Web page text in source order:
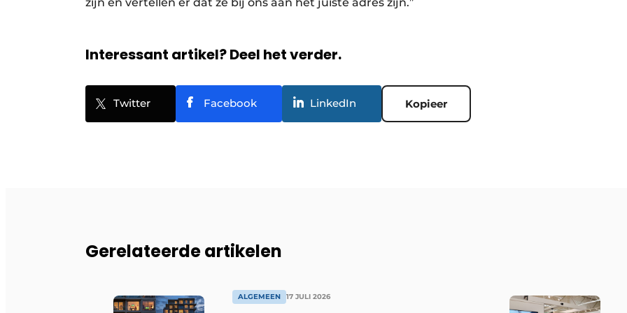
Interessant artikel? Deel het verder.
Twitter Facebook LinkedIn Kopieer
Gerelateerde artikelen
ALGEMEEN 17 JULI 2026